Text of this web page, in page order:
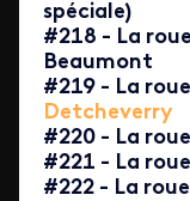
spéciale)
#218 - La
Beaumont
#219 - La
Detcheverry
#220 - La
#221 - La
#222 - La